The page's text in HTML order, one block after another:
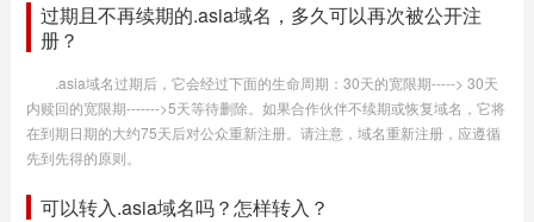
过期且不再续期的.asia域名，多久可以再次被公开注
册？
.asia域名过期后，它会经过下面的生命周期：30天的宽限期-----> 30天
内赎回的宽限期------->5天等待删除。如果合作伙伴不续期或恢复域名，它将
在到期日期的大约75天后对公众重新注册。请注意，域名重新注册，应遵循
先到先得的原则。
可以转入.asia域名吗？怎样转入？